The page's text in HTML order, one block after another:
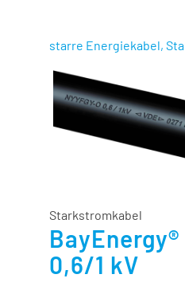
starre Energiekabel,
Starkstromkabel
BayEnergy®
0,6/1 kV